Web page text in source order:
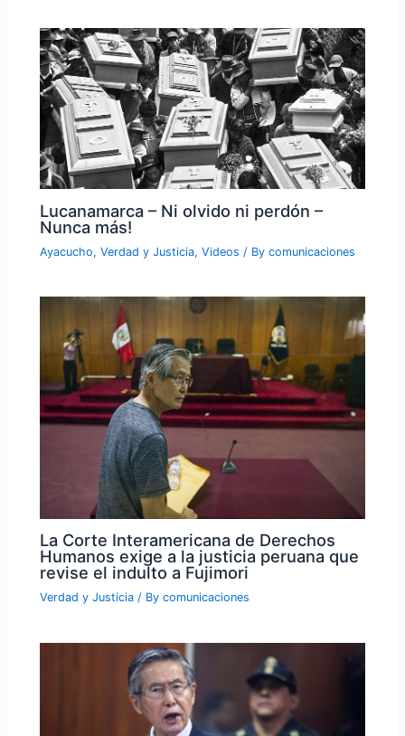
Lucanamarca – Ni olvido ni perdón –
Nunca más!
Ayacucho,Verdad y Justicia,Videos / Bycomunicaciones
La Corte Interamericana de Derechos
Humanos exige a la justicia peruana que
revise el indulto a Fujimori
Verdad y Justicia / Bycomunicaciones